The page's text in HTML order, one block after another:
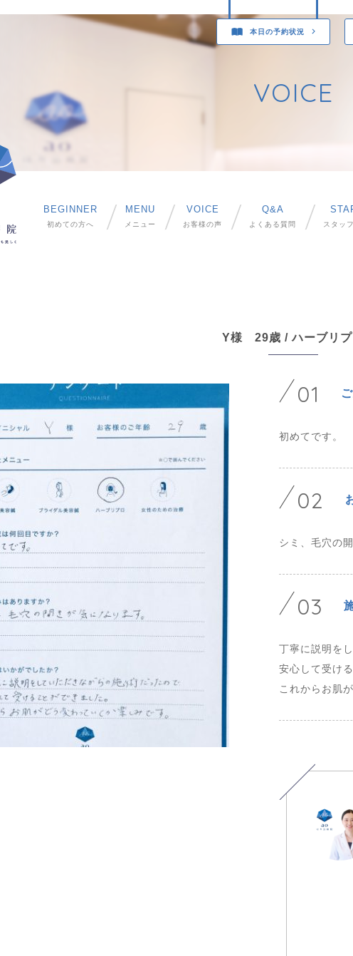
本日の予約状況
VOICE
BEGINNER
初めての方へ
MENU
メニュー
VOICE
お客様の声
Q&A
よくある質問 スタッ
Y様 29歳 / ハーブリプ
01
初めてです。
02
シミ、毛穴の
03
丁寧に説明を
安心して受け
これからお肌